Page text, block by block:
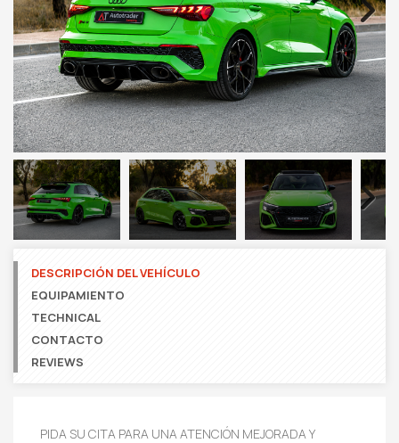
Next
DESCRIPCIÓN DEL VEHÍCULO
EQUIPAMIENTO
TECHNICAL
CONTACTO
REVIEWS
PIDA SU CITA PARA UNA ATENCIÓN MEJORADA Y